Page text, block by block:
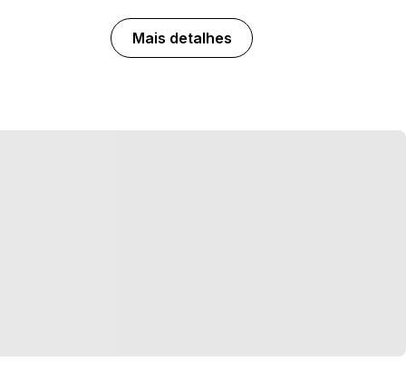
Mais detalhes